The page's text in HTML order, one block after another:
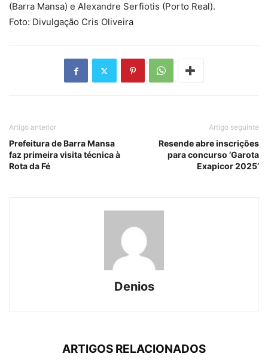
(Barra Mansa) e Alexandre Serfiotis (Porto Real).
Foto: Divulgação Cris Oliveira
Artigo anterior
Prefeitura de Barra Mansa
faz primeira visita técnica à
Rota da Fé
Artigo seguinte
Resende abre inscrições
para concurso ‘Garota
Exapicor 2025’
Denios
ARTIGOS RELACIONADOS